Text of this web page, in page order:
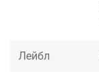
Лейбл